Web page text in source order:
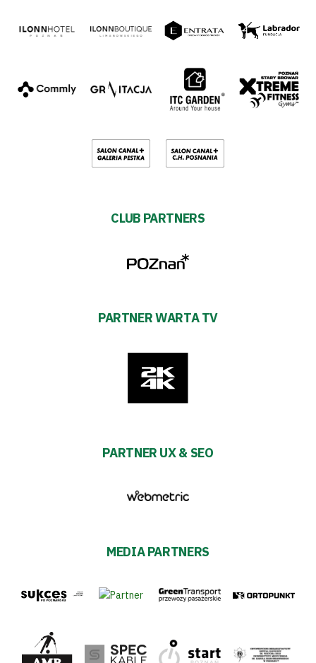
CLUB PARTNERS
PARTNER WARTA TV
PARTNER UX & SEO
MEDIA PARTNERS